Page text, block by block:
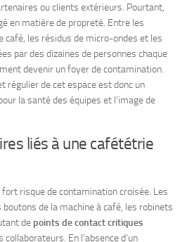
ou clients extérieurs. Pourtant,
en matière de propreté. Entre les
café, les résidus de micro-ondes et les
par des dizaines de personnes chaque
devenir un foyer de contamination.
régulier de cet espace est donc un
la santé des équipes et l’image de
liés à une cafététrie
risque de contamination croisée. Les
de la machine à café, les robinets
de points de contact critiques
En l’absence d’un